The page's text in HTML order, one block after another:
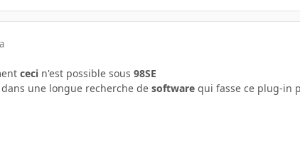
ceci n'est possible sous 98SE
une longue recherche de software qui fasse ce plug-in